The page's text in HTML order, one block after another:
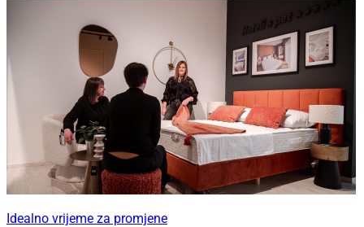
Idealno vrijeme za promjene